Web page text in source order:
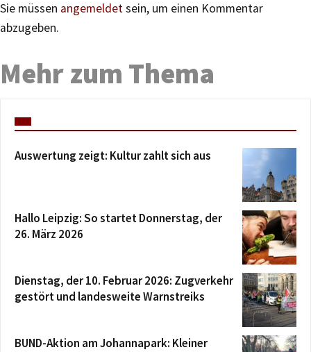
Sie müssen angemeldetsein, um einen Kommentar
abzugeben.
Mehr zum Thema
Auswertung zeigt: Kultur zahlt sich aus
Hallo Leipzig: So startet Donnerstag, der
26. März 2026
Dienstag, der 10. Februar 2026: Zugverkehr
gestört und landesweite Warnstreiks
BUND-Aktion am Johannapark: Kleiner